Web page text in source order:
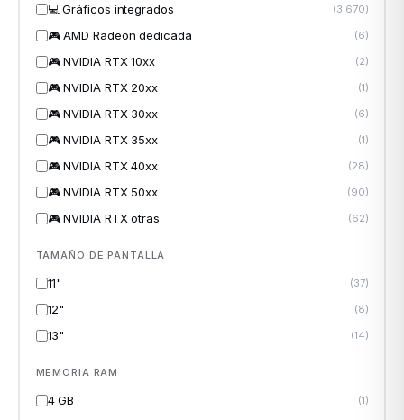
→
💻 Gráficos integrados (3.670)
🎮 AMD Radeon dedicada (6)
🎮 NVIDIA RTX 10xx (2)
🎮 NVIDIA RTX 20xx (1)
🎮 NVIDIA RTX 30xx (6)
🎮 NVIDIA RTX 35xx (1)
🎮 NVIDIA RTX 40xx (28)
🎮 NVIDIA RTX 50xx (90)
🎮 NVIDIA RTX otras (62)
TAMAÑO DE PANTALLA
11" (37)
12" (8)
13" (14)
MEMORIA RAM
4 GB (1)